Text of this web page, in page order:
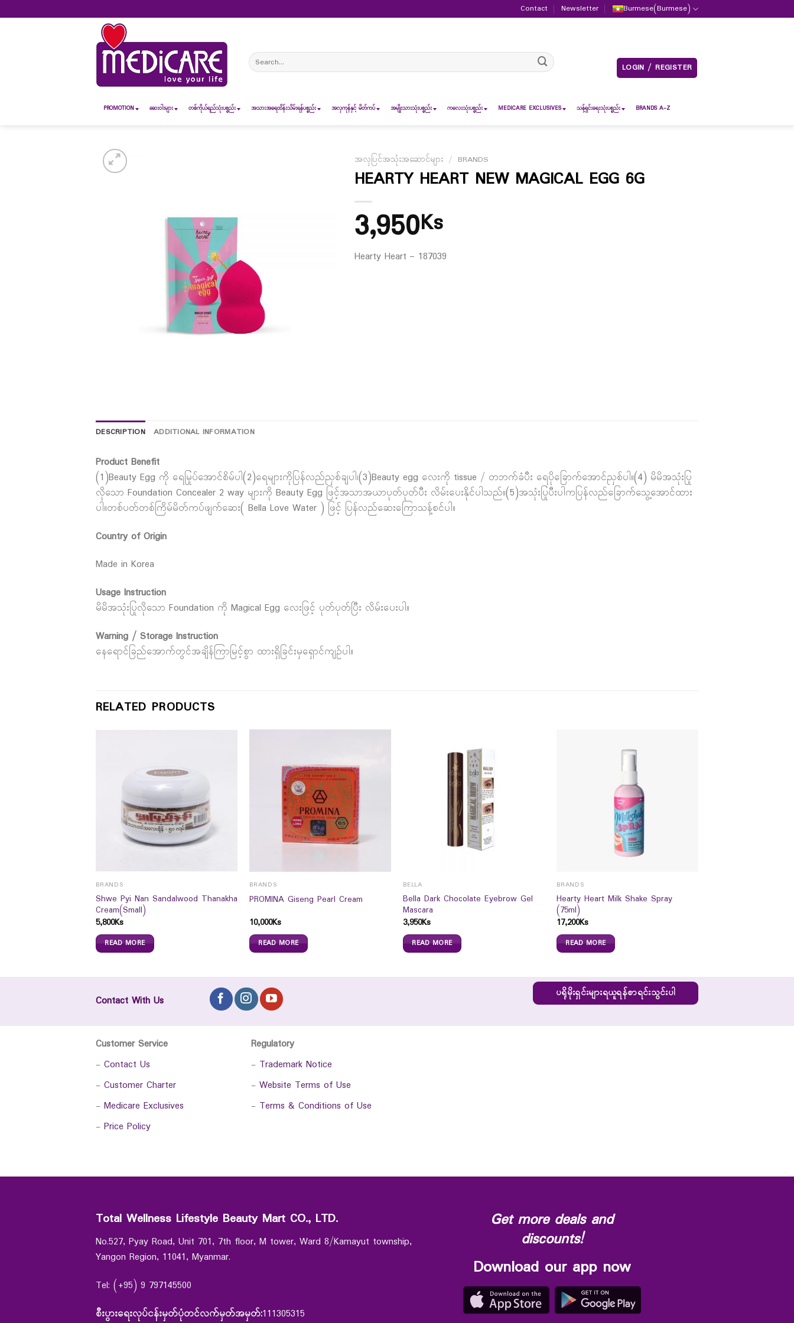
to
Contact Newsletter Burmese(Burmese)
Search
for:
LOGIN / REGISTER
PROMOTION ဆေး၀ါးများ တစ်ကိုယ်ရည်သုံးပစ္စည်း အသားအရေထိန်းသိမ်းရန်ပစ္စည်း အလှကုန်နှင့် မိတ်ကပ် အမျိုးသားသုံးပစ္စည်း ကလေးသုံးပစ္စည်း MEDICARE EXCLUSIVES သန့်ရှင်းရေးသုံးပစ္စည်း BRANDS A-Z
အလှပြင်အသုံးအဆောင်များ / BRANDS
HEARTY HEART NEW MAGICAL EGG 6G
3,950Ks
Hearty Heart – 187039
DESCRIPTION ADDITIONAL INFORMATION
Product Benefit
(1)Beauty Egg ကို ရေမြုပ်အောင်စိမ်ပါ(2)ရေများကိုပြန်လည်ညှစ်ချပါ၊(3)Beauty egg လေးကို tissue / တဘက်ခံပီး ရေပိုခြောက်အောင်ညှစ်ပါ။(4) မိမိအသုံးပြု
လိုသော Foundation Concealer 2 way များကို Beauty Egg ဖြင့်အသာအယာပုတ်ပုတ်ပီး လိမ်းပေးနိုင်ပါသည်။(5)အသုံးပြုပီးပါကပြန်လည်ခြောက်သွေ့အောင်ထား
ပါ။တစ်ပတ်တစ်ကြိမ်မိတ်ကပ်ဖျက်ဆေး( Bella Love Water ) ဖြင့် ပြန်လည်ဆေးကြောသန့်စင်ပါ။
Country of Origin
Made in Korea
Usage Instruction
မိမိအသုံးပြုလိုသော Foundation ကို Magical Egg လေးဖြင့် ပုတ်ပုတ်ပြီး လိမ်းပေးပါ။
Warning / Storage Instruction
နေရောင်ခြည်အောက်တွင်အချိန်ကြာမြင့်စွာ ထားရှိခြင်းမှရှောင်ကျဉ်ပါ။
RELATED PRODUCTS
BRANDS
Shwe Pyi Nan Sandalwood Thanakha
Cream(Small)
5,800Ks
READ MORE
BRANDS
PROMINA Giseng Pearl Cream
10,000Ks
READ MORE
BELLA
Bella Dark Chocolate Eyebrow Gel
Mascara
3,950Ks
READ MORE
BRANDS
Hearty Heart Milk Shake Spray
(75ml)
17,200Ks
READ MORE
Contact With Us
ပရိုမိုးရှင်းများရယူရန်စာရင်းသွင်းပါ
Customer Service
- Contact Us
- Customer Charter
- Medicare Exclusives
- Price Policy
Regulatory
- Trademark Notice
- Website Terms of Use
- Terms & Conditions of Use
Total Wellness Lifestyle Beauty Mart CO., LTD.
No.527, Pyay Road, Unit 701, 7th floor, M tower, Ward 8/Kamayut township,
Yangon Region, 11041, Myanmar.
Tel: (+95) 9 797145500
စီးပွားရေးလုပ်ငန်းမှတ်ပုံတင်လက်မှတ်အမှတ်:111305315
Get more deals and
discounts!
Download our app now